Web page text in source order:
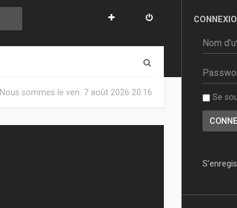
Nous sommes le ven. 7 août 2026 20:16 Se